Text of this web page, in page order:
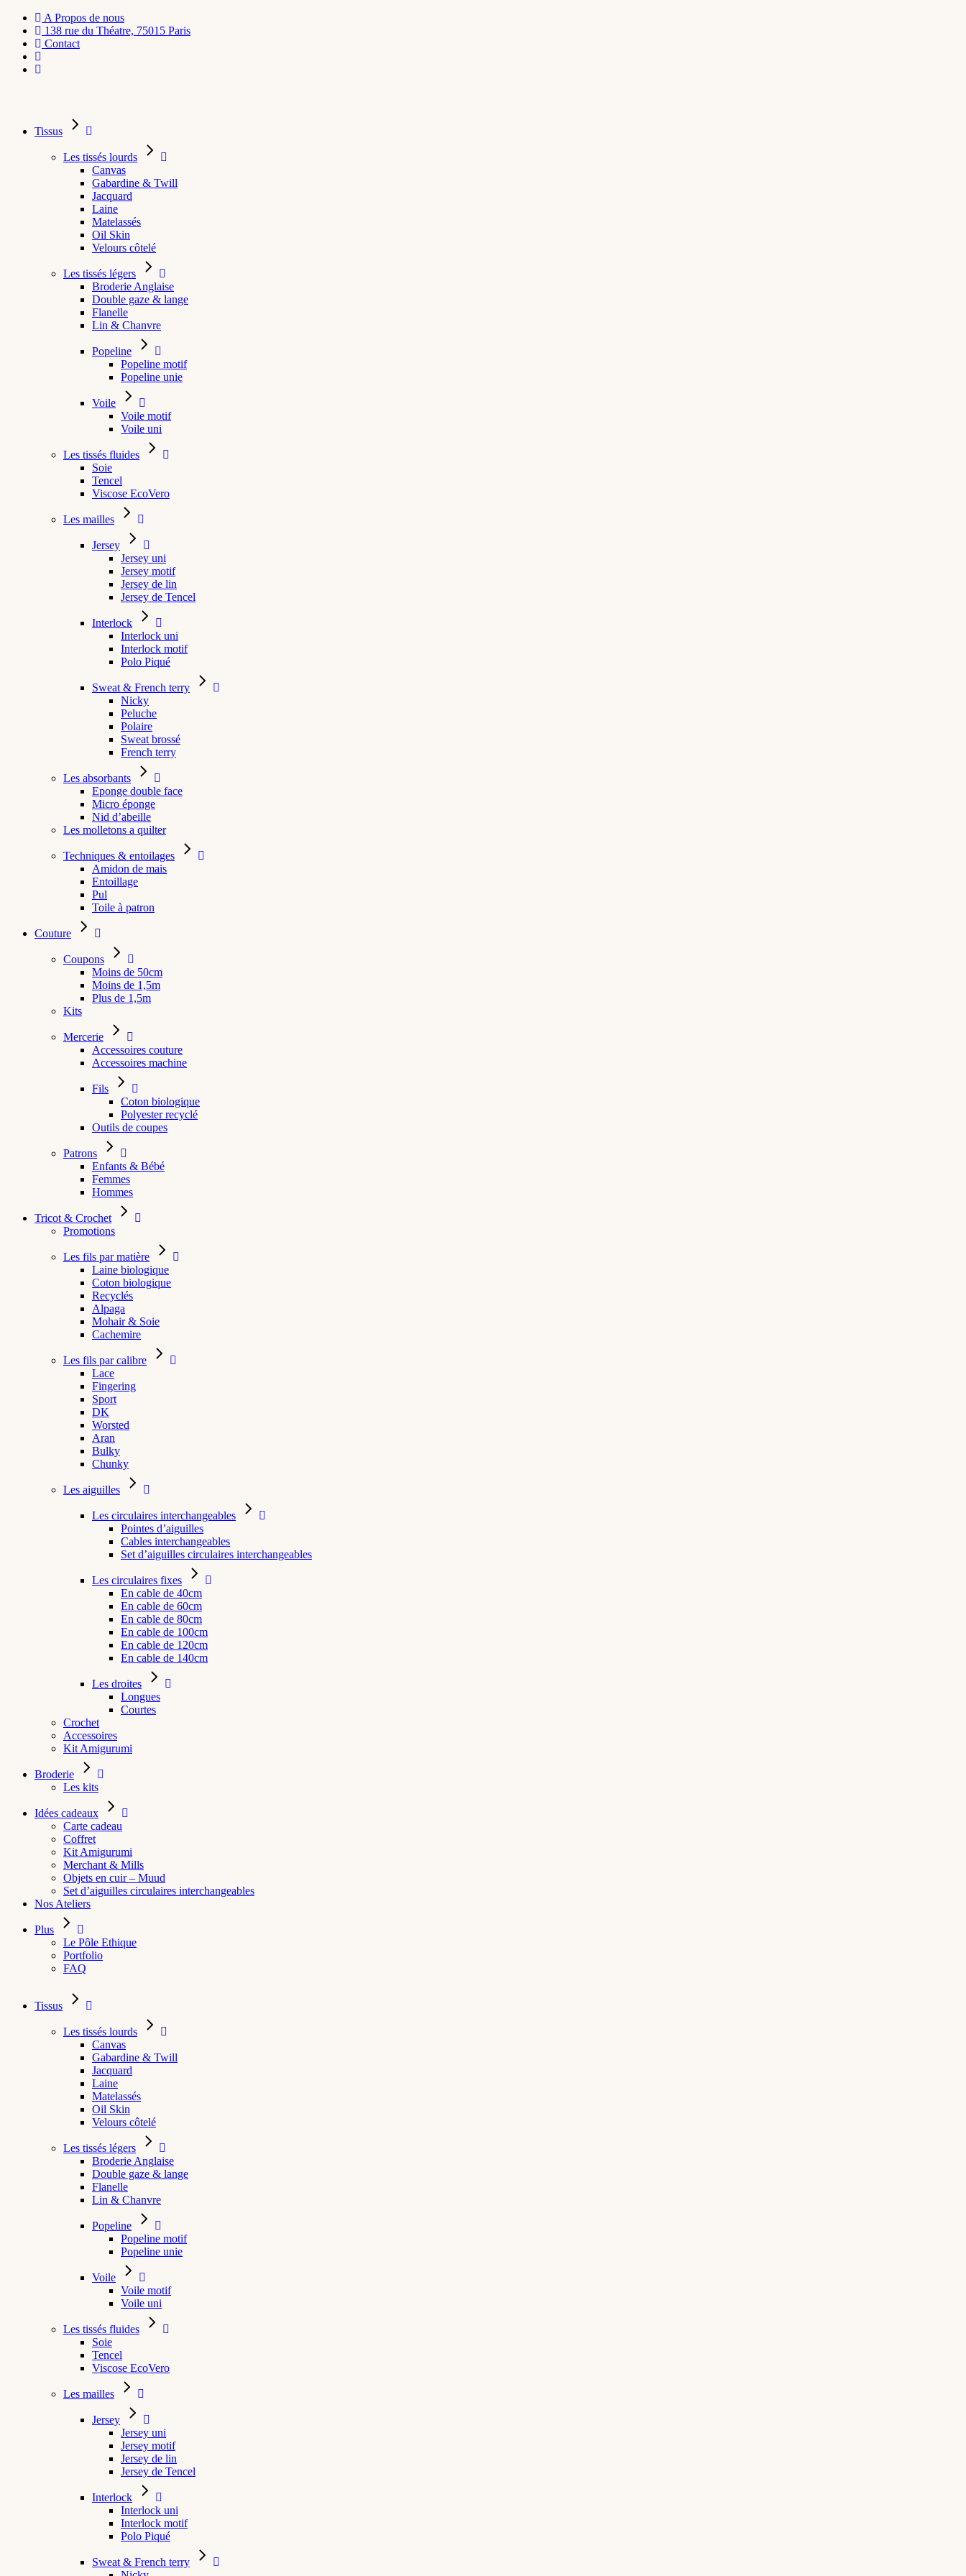
A Propos de nous
138 rue du Théatre, 75015 Paris
Contact
Tissus
Les tissés lourds
Canvas
Gabardine & Twill
Jacquard
Laine
Matelassés
Oil Skin
Velours côtelé
Les tissés légers
Broderie Anglaise
Double gaze & lange
Flanelle
Lin & Chanvre
Popeline
Popeline motif
Popeline unie
Voile
Voile motif
Voile uni
Les tissés fluides
Soie
Tencel
Viscose EcoVero
Les mailles
Jersey
Jersey uni
Jersey motif
Jersey de lin
Jersey de Tencel
Interlock
Interlock uni
Interlock motif
Polo Piqué
Sweat & French terry
Nicky
Peluche
Polaire
Sweat brossé
French terry
Les absorbants
Eponge double face
Micro éponge
Nid d’abeille
Les molletons a quilter
Techniques & entoilages
Amidon de mais
Entoillage
Pul
Toile à patron
Couture
Coupons
Moins de 50cm
Moins de 1,5m
Plus de 1,5m
Kits
Mercerie
Accessoires couture
Accessoires machine
Fils
Coton biologique
Polyester recyclé
Outils de coupes
Patrons
Enfants & Bébé
Femmes
Hommes
Tricot & Crochet
Promotions
Les fils par matière
Laine biologique
Coton biologique
Recyclés
Alpaga
Mohair & Soie
Cachemire
Les fils par calibre
Lace
Fingering
Sport
DK
Worsted
Aran
Bulky
Chunky
Les aiguilles
Les circulaires interchangeables
Pointes d’aiguilles
Cables interchangeables
Set d’aiguilles circulaires interchangeables
Les circulaires fixes
En cable de 40cm
En cable de 60cm
En cable de 80cm
En cable de 100cm
En cable de 120cm
En cable de 140cm
Les droites
Longues
Courtes
Crochet
Accessoires
Kit Amigurumi
Broderie
Les kits
Idées cadeaux
Carte cadeau
Coffret
Kit Amigurumi
Merchant & Mills
Objets en cuir – Muud
Set d’aiguilles circulaires interchangeables
Nos Ateliers
Plus
Le Pôle Ethique
Portfolio
FAQ
Tissus
Les tissés lourds
Canvas
Gabardine & Twill
Jacquard
Laine
Matelassés
Oil Skin
Velours côtelé
Les tissés légers
Broderie Anglaise
Double gaze & lange
Flanelle
Lin & Chanvre
Popeline
Popeline motif
Popeline unie
Voile
Voile motif
Voile uni
Les tissés fluides
Soie
Tencel
Viscose EcoVero
Les mailles
Jersey
Jersey uni
Jersey motif
Jersey de lin
Jersey de Tencel
Interlock
Interlock uni
Interlock motif
Polo Piqué
Sweat & French terry